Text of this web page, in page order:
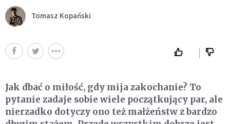
Tomasz Kopański
Jak dbać o miłość, gdy mija zakochanie? To
pytanie zadaje sobie wiele początkujący par, ale
nierzadko dotyczy ono też małżeństw z bardzo